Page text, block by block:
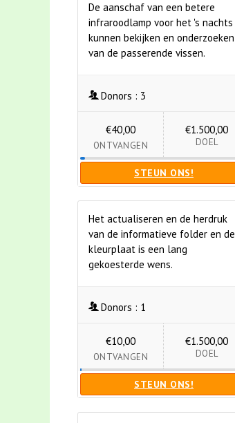
De aanschaf van een betere
infraroodlamp voor het 's nachts
kunnen bekijken en onderzoeken
van de passerende vissen.
Donors : 3
€40,00
ONTVANGEN
€1.500,00
DOEL
STEUN ONS!
Het actualiseren en de herdruk
van de informatieve folder en de
kleurplaat is een lang
gekoesterde wens.
Donors : 1
€10,00
ONTVANGEN
€1.500,00
DOEL
STEUN ONS!